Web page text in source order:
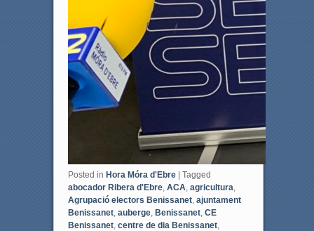
Posted in Hora Móra d'Ebre | Tagged
abocador Ribera d'Ebre, ACA agricultura
Agrupació electors Benissanet, ajuntament
Benissanet, auberge, Benissanet, CE
Benissanet, centre de dia Benissanet,